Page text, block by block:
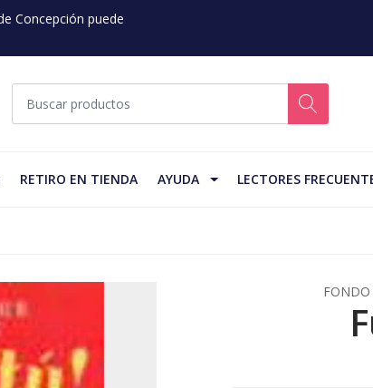
Concepción puede
RETIRO EN TIENDA AYUDA LECTORES
FONDO